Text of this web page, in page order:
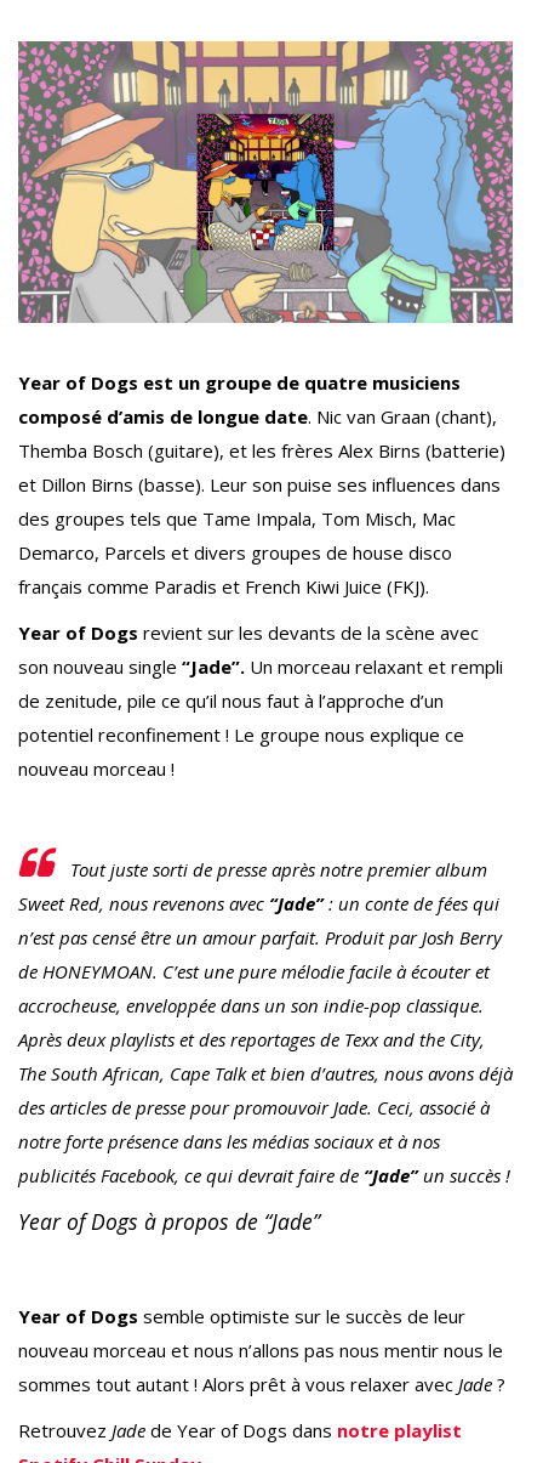
Year of Dogs est un groupe de quatre musiciens
composé d’amis de longue date. Nic van Graan (chant),
Themba Bosch (guitare), et les frères Alex Birns (batterie)
et Dillon Birns (basse). Leur son puise ses influences dans
des groupes tels que Tame Impala, Tom Misch, Mac
Demarco, Parcels et divers groupes de house disco
français comme Paradis et French Kiwi Juice (FKJ).
Year of Dogs revient sur les devants de la scène avec
son nouveau single “Jade”. Un morceau relaxant et rempli
de zenitude, pile ce qu’il nous faut à l’approche d’un
potentiel reconfinement ! Le groupe nous explique ce
nouveau morceau !
Tout juste sorti de presse après notre premier album
Sweet Red, nous revenons avec “Jade”: un conte de fées qui
n’est pas censé être un amour parfait. Produit par Josh Berry
de HONEYMOAN. C’est une pure mélodie facile à écouter et
accrocheuse, enveloppée dans un son indie-pop classique.
Après deux playlists et des reportages de Texx and the City,
The South African, Cape Talk et bien d’autres, nous avons déjà
des articles de presse pour promouvoir Jade. Ceci, associé à
notre forte présence dans les médias sociaux et à nos
publicités Facebook, ce qui devrait faire de “Jade”un succès !
Year of Dogs à propos de “Jade”
Year of Dogs semble optimiste sur le succès de leur
nouveau morceau et nous n’allons pas nous mentir nous le
sommes tout autant ! Alors prêt à vous relaxer avec Jade ?
Retrouvez Jade de Year of Dogs dans notre playlist